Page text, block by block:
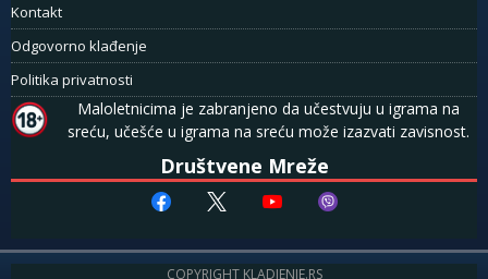
Kontakt
Odgovorno klađenje
Politika privatnosti
Maloletnicima je zabranjeno da učestvuju u igrama na
sreću, učešće u igrama na sreću može izazvati zavisnost.
Društvene Mreže
COPYRIGHT KLADJENJE.RS